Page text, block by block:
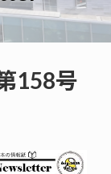
158号